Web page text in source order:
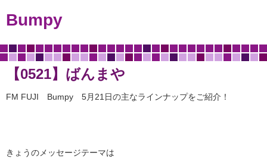
Bumpy
【0521】ばんまや
FM FUJI Bumpy 5月21日の主なラインナップをご紹介！
きょうのメッセージテーマは